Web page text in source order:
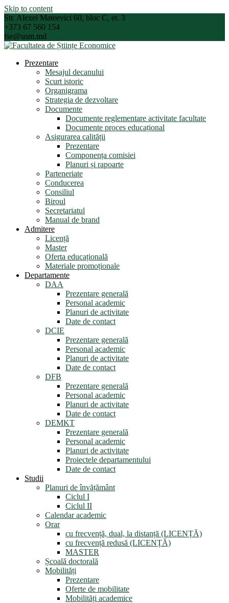
Skip to content
Str. Alexei Mateevici 60, bloc C, et. 3
+373 67 560 154
fse@usm.md
Prezentare
Mesajul decanului
Scurt istoric
Organigrama
Strategia de dezvoltare
Documente
Documente reglementare activitate facultate
Documente proces educațional
Asigurarea calității
Prezentare
Componența comisiei
Planuri și rapoarte
Parteneriate
Conducerea
Consiliul
Biroul
Secretariatul
Manual de brand
Admitere
Licență
Master
Oferta educațională
Materiale promoționale
Departamente
DAA
Prezentare generală
Personal academic
Planuri de activitate
Date de contact
DCIE
Prezentare generală
Personal academic
Planuri de activitate
Date de contact
DFB
Prezentare generală
Personal academic
Planuri de activitate
Date de contact
DEMKT
Prezentare generală
Personal academic
Planuri de activitate
Proiectele departamentului
Date de contact
Studii
Planuri de învățământ
Ciclul I
Ciclul II
Calendar academic
Orar
cu frecvență, dual, la distanță (LICENȚĂ)
cu frecvență redusă (LICENȚĂ)
MASTER
Școală doctorală
Mobilități
Prezentare
Oferte de mobilitate
Mobilități academice